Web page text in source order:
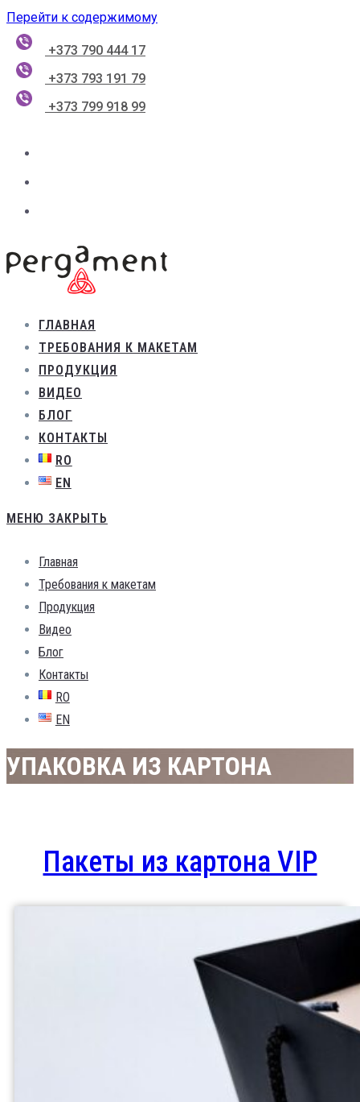
Перейти к содержимому
+373 790 444 17
+373 793 191 79
+373 799 918 99
ГЛАВНАЯ
ТРЕБОВАНИЯ К МАКЕТАМ
ПРОДУКЦИЯ
ВИДЕО
БЛОГ
КОНТАКТЫ
RO
EN
МЕНЮ ЗАКРЫТЬ
Главная
Требования к макетам
Продукция
Видео
Блог
Контакты
RO
EN
УПАКОВКА ИЗ КАРТОНА
Пакеты из картона VIP